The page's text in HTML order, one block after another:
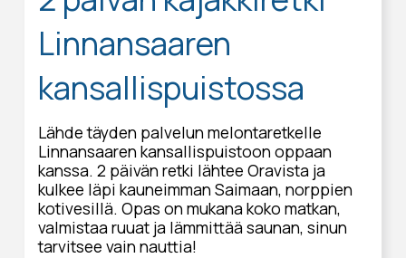
Linnansaaren
kansallispuistossa
Lähde täyden palvelun melontaretkelle
Linnansaaren kansallispuistoon oppaan
kanssa. 2 päivän retki lähtee Oravista ja
kulkee läpi kauneimman Saimaan, norppien
kotivesillä. Opas on mukana koko matkan,
valmistaa ruuat ja lämmittää saunan, sinun
tarvitsee vain nauttia!